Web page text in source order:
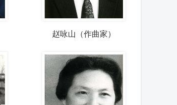
赵咏山（作曲家）